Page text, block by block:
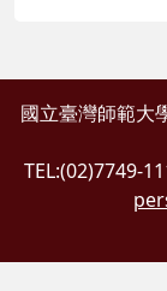
國立臺灣師範大
TEL:(02)7749-